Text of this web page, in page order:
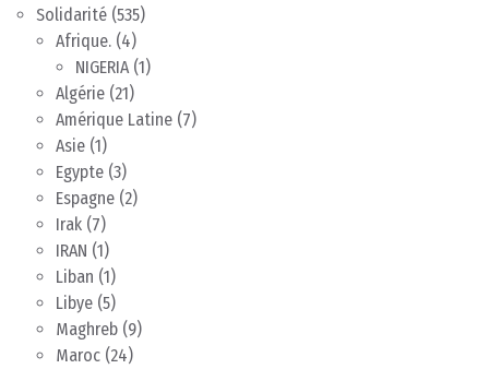
Solidarité (535)
Afrique. (4)
NIGERIA(1)
Algérie (21)
Amérique Latine (7)
Asie (1)
Egypte (3)
Espagne (2)
Irak (7)
IRAN (1)
Liban (1)
Libye (5)
Maghreb (9)
Maroc (24)